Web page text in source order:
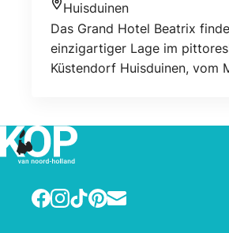
Huisduinen
Das Grand Hotel Beatrix
einzigartiger Lage im
Küstendorf Huisduinen, vom
“Razende Bol” umgeben,
hier die prächtige Natur,
saubere Strände, frische Luft
natürlich die meisten
der Niederlande genießen!
Facebook
Instagram
TikTokPinterest
E-mail